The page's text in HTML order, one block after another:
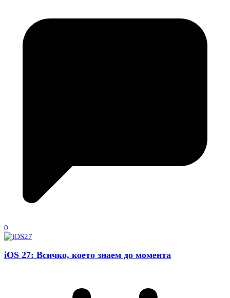
0
iOS 27: Всичко, което знаем до момента